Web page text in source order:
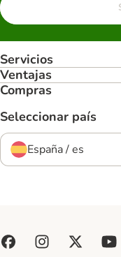
Servicios
Ventajas
Compras
Seleccionar país
España / es